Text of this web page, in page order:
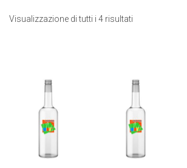
Visualizzazione di tutti i 4 risultati